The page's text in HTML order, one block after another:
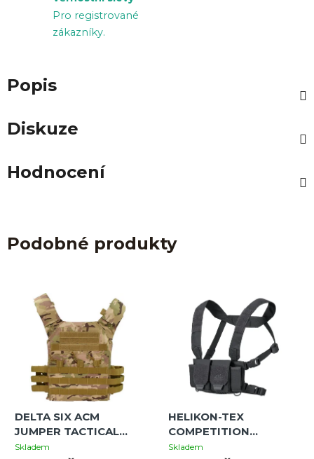
Pro registrované
zákazníky.
Popis
Diskuze
Hodnocení
Podobné produkty
DELTA SIX ACM
JUMPER TACTICAL
MOLLE VEST
Skladem
HELIKON-TEX
COMPETITION
MultiGun Rig - Shadow
Skladem